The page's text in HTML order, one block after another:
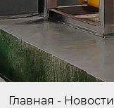
Главная - Новости